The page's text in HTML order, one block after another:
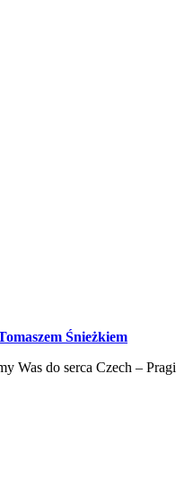
Śnieżkiem
Was do serca Czech – Pragi